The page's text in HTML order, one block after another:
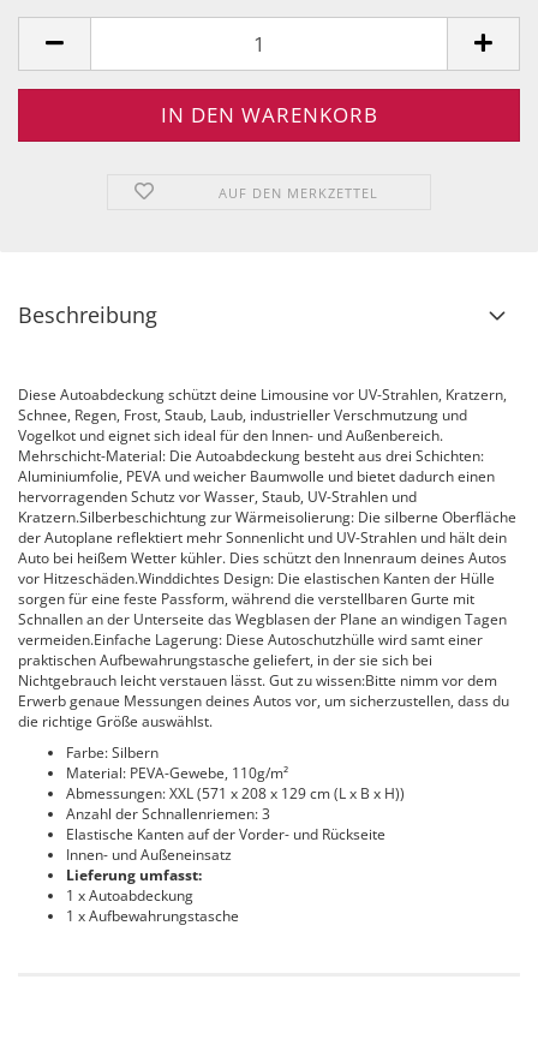
AUF DEN MERKZETTEL
Beschreibung
Diese Autoabdeckung schützt deine Limousine vor UV-Strahlen, Kratzern,
Schnee, Regen, Frost, Staub, Laub, industrieller Verschmutzung und
Vogelkot und eignet sich ideal für den Innen- und Außenbereich.
Mehrschicht-Material: Die Autoabdeckung besteht aus drei Schichten:
Aluminiumfolie, PEVA und weicher Baumwolle und bietet dadurch einen
hervorragenden Schutz vor Wasser, Staub, UV-Strahlen und
Kratzern.Silberbeschichtung zur Wärmeisolierung: Die silberne Oberfläche
der Autoplane reflektiert mehr Sonnenlicht und UV-Strahlen und hält dein
Auto bei heißem Wetter kühler. Dies schützt den Innenraum deines Autos
vor Hitzeschäden.Winddichtes Design: Die elastischen Kanten der Hülle
sorgen für eine feste Passform, während die verstellbaren Gurte mit
Schnallen an der Unterseite das Wegblasen der Plane an windigen Tagen
vermeiden.Einfache Lagerung: Diese Autoschutzhülle wird samt einer
praktischen Aufbewahrungstasche geliefert, in der sie sich bei
Nichtgebrauch leicht verstauen lässt. Gut zu wissen:Bitte nimm vor dem
Erwerb genaue Messungen deines Autos vor, um sicherzustellen, dass du
die richtige Größe auswählst.
Farbe: Silbern
Material: PEVA-Gewebe, 110g/m²
Abmessungen: XXL (571 x 208 x 129 cm (L x B x H))
Anzahl der Schnallenriemen: 3
Elastische Kanten auf der Vorder- und Rückseite
Innen- und Außeneinsatz
Lieferung umfasst:
1 x Autoabdeckung
1 x Aufbewahrungstasche